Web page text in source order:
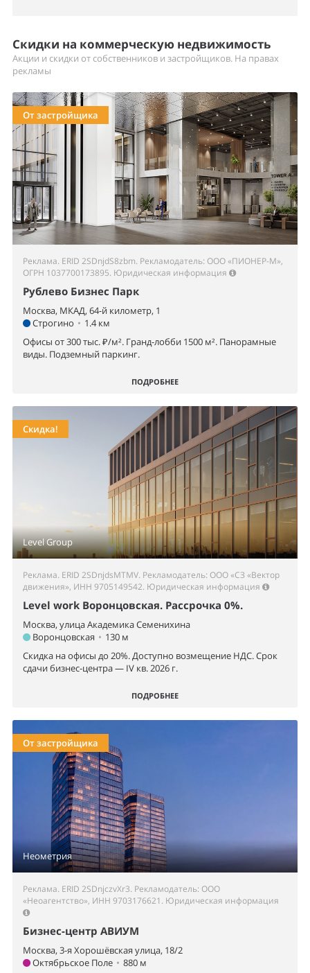
Скидки на коммерческую недвижимость
Акции и скидки от собственников и застройщиков. На правах
рекламы
От застройщика
Реклама. ERID 2SDnjdS8zbm. Рекламодатель: ООО «ПИОНЕР-М»,
ОГРН 1037700173895. Юридическая информация
Рублево Бизнес Парк
Москва, МКАД, 64-й километр, 1
Строгино • 1.4 км
Офисы от 300 тыс. ₽/м². Гранд-лобби 1500 м². Панорамные
виды. Подземный паркинг.
ПОДРОБНЕЕ
Level Group
Скидка!
Реклама. ERID 2SDnjdsMTMV. Рекламодатель: ООО «СЗ «Вектор
движения», ИНН 9705149542. Юридическая информация
Level work Воронцовская. Рассрочка 0%.
Москва, улица Академика Семенихина
Воронцовская • 130 м
Скидка на офисы до 20%. Доступно возмещение НДС. Срок
сдачи бизнес-центра — IV кв. 2026 г.
ПОДРОБНЕЕ
Неометрия
От застройщика
Реклама. ERID 2SDnjczvXr3. Рекламодатель: ООО
«Неоагентство», ИНН 9703176621. Юридическая информация
Бизнес-центр АВИУМ
Москва, 3-я Хорошёвская улица, 18/2
Октябрьское Поле • 880 м